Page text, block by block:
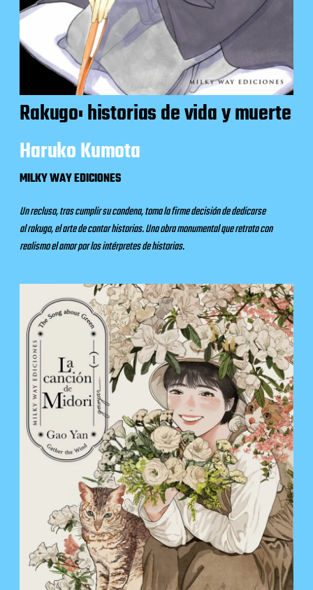
Rakugo: historias de vida y muerte
Haruko Kumota
MILKY WAY EDICIONES
Un recluso, tras cumplir su condena, toma la firme decisión de dedicarse
al rakugo, el arte de contar historias. Una obra monumental que retrata con
realismo el amor por los intérpretes de historias.